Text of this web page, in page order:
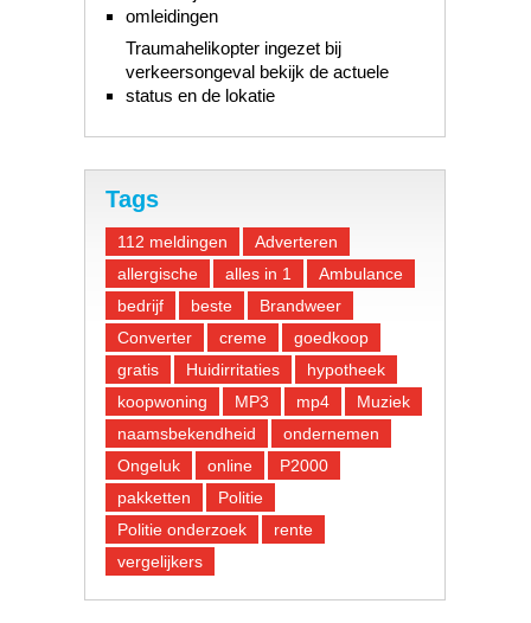
omleidingen
Traumahelikopter ingezet bij
verkeersongeval bekijk de actuele
status en de lokatie
Tags
112 meldingen
Adverteren
allergische
alles in 1
Ambulance
bedrijf
beste
Brandweer
Converter
creme
goedkoop
gratis
Huidirritaties
hypotheek
koopwoning
MP3 mp4
Muziek
naamsbekendheid
ondernemen
Ongeluk
online
P2000
pakketten
Politie
Politie onderzoek
rente
vergelijkers